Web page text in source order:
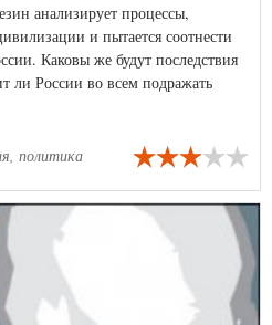
анализирует процессы,
и пытается соотнести
Каковы же будут последствия
ли России во всем подражать
политика